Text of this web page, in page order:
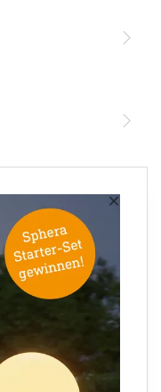
×
×